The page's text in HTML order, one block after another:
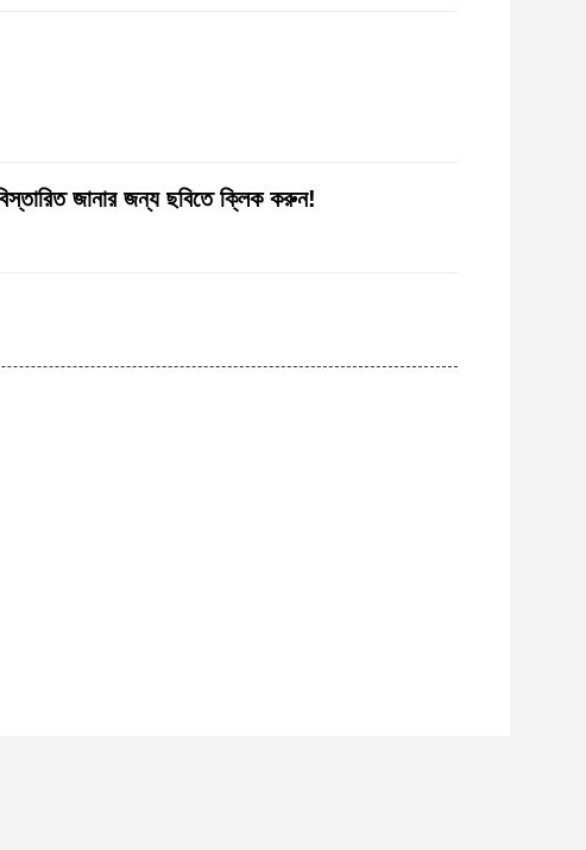
জানার জন্য ছবিতে ক্লিক করুন!